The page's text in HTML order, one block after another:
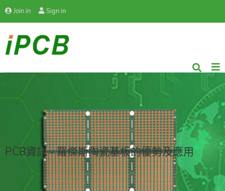
Join in Sign in
PCB資訊 - 羅傑斯陶瓷基板的優勢及應用